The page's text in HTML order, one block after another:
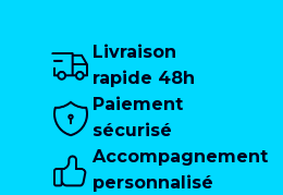
Livraison
rapide 48h
Paiement
sécurisé
Accompagnement
personnalisé